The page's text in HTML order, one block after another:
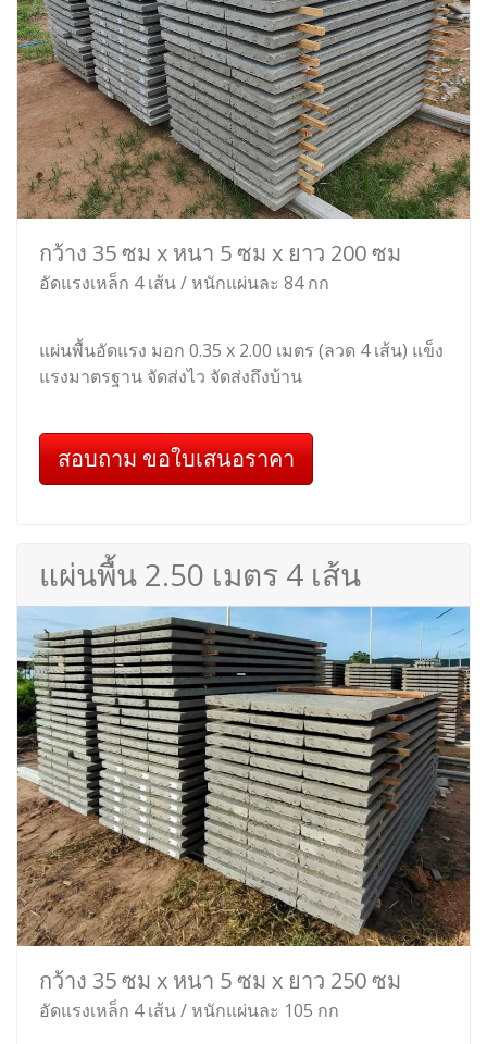
กว้าง 35 ซม x หนา 5 ซม x ยาว 200 ซม
อัดแรงเหล็ก 4 เส้น / หนักแผ่นละ 84 กก
แผ่นพื้นอัดแรง มอก 0.35 x 2.00 เมตร (ลวด 4 เส้น) แข็ง
แรงมาตรฐาน จัดส่งไว จัดส่งถึงบ้าน
สอบถาม ขอใบเสนอราคา
แผ่นพื้น 2.50 เมตร 4 เส้น
กว้าง 35 ซม x หนา 5 ซม x ยาว 250 ซม
อัดแรงเหล็ก 4 เส้น / หนักแผ่นละ 105 กก